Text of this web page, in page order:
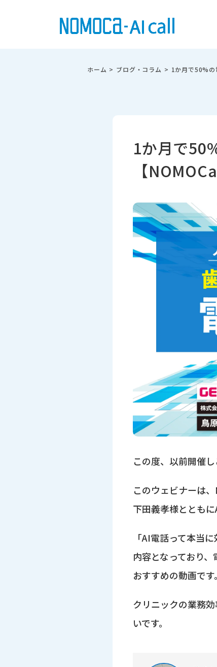
ホーム > ブログ・コラム > 1か月で50%の
1か月で
【
この度、以前開催
このウェビナーは
下田義孝様ととも
「AI電話って本当
内容となっており
おすすめの動画です。
クリニックの業務
いです。